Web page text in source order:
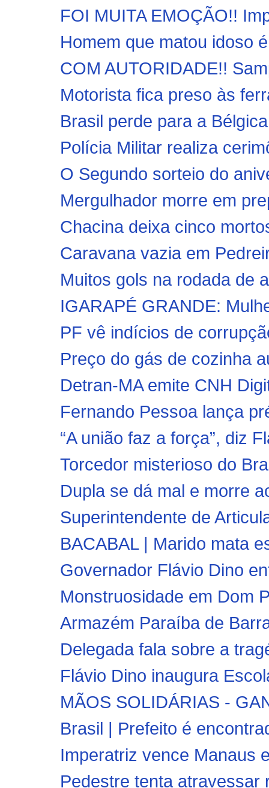
FOI MUITA EMOÇÃO!!
Homem que matou idoso
COM AUTORIDADE!!
Motorista fica preso às
Brasil perde para a
Polícia Militar realiza
O Segundo sorteio do
Mergulhador morre em
Chacina deixa cinco
Caravana vazia em
Muitos gols na rodada de
IGARAPÉ GRANDE:
PF vê indícios de
Preço do gás de cozinha
Detran-MA emite CNH
Fernando Pessoa lança
“A união faz a força”, diz
Torcedor misterioso do
Dupla se dá mal e morre
Superintendente de
BACABAL | Marido mata
Governador Flávio Dino
Monstruosidade em Dom
Armazém Paraíba de
Delegada fala sobre a
Flávio Dino inaugura
MÃOS SOLIDÁRIAS -
Brasil | Prefeito é
Imperatriz vence Manaus
Pedestre tenta atravessar